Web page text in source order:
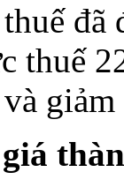
đã
thuế